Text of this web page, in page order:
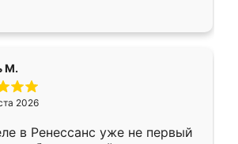
работали аккуратно, даже
М.
2026
в Ренессанс уже не первый